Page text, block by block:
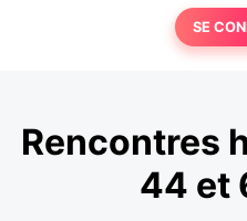
SE
Rencontres
44 et